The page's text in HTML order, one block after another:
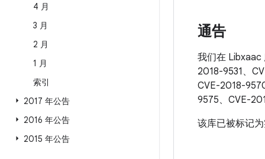
4 月
3 月
2 月
1 月
索引
2017 年公告
2016 年公告
2015 年公告
通告
我们在
2018-9531、
CVE-2018-
9575、CVE-
该库已被标记